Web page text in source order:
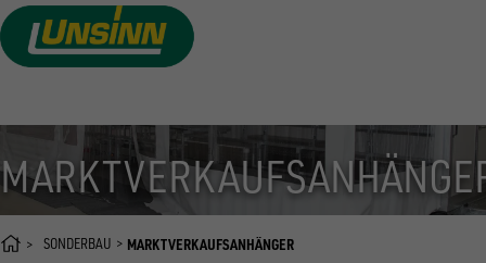
Direkt
zum
Inhalt
SONDERBAU MARKTVERKAUFSANHÄNGER